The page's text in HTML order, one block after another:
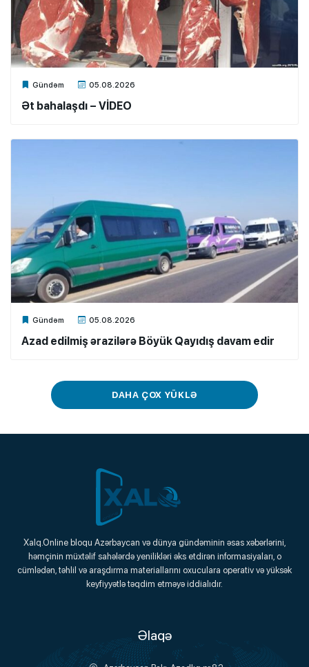
Gündəm 05.08.2026
Xalq.Online
Ət bahalaşdı – VİDEO
Gündəm 05.08.2026
Xalq.Online
Azad edilmiş ərazilərə Böyük Qayıdış davam edir
DAHA ÇOX YÜKLƏ
Xalq.Online
Onlayn Platforma
Xalq.Online bloqu Azərbaycan və dünya gündəminin əsas xəbərlərini,
həmçinin müxtəlif sahələrdə yenilikləri əks etdirən informasiyaları, o
cümlədən, təhlil və araşdırma materiallarını oxuculara operativ və yüksək
keyfiyyətlə təqdim etməyə iddialıdır.
Əlaqə